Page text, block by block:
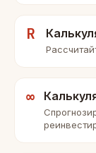
R
∞